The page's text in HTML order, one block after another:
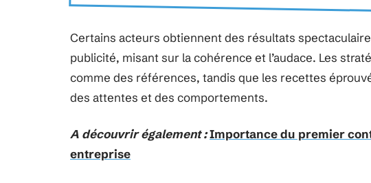
Certains acteurs obtiennent des résultats
publicité, misant sur la cohérence et l’audace. Les
comme des références, tandis que les recettes
des attentes et des comportements.
A découvrir également :Importance du premier
entreprise